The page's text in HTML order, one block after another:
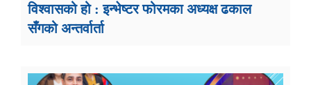
विश्वासको हो : इन्भेष्टर फोरमका अध्यक्ष ढकाल
सँगको अन्तर्वार्ता